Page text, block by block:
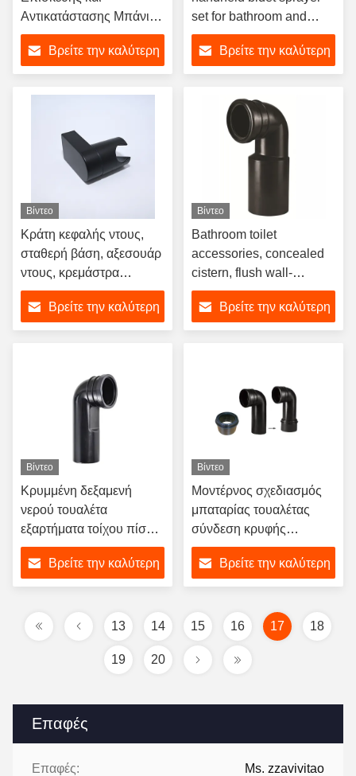
Επαφές
Επαφές: Ms. zzavivitao
Αντικατάστασης Μπάνιου
με Φλάντζα για Τουαλέτα
με Κερί,
Αντιμπλοκαρίσματος
Φρένων 3 ιντσών
Βρείτε την καλύτερη
set for bathroom and
toilet use
Βρείτε την καλύτερη
Βίντεο
Κράτη κεφαλής ντους,
σταθερή βάση, αξεσουάρ
ντους, κρεμάστρα
κεφαλής ντους,
ρυθμιζόμενο
Βρείτε την καλύτερη
Βίντεο
Bathroom toilet
accessories, concealed
cistern, flush wall-
mounted sewage pipe,
toilet bend pipe, inlet
pipe
Βρείτε την καλύτερη
Βίντεο
Κρυμμένη δεξαμενή
νερού τουαλέτα
εξαρτήματα τοίχου πίσω
τοίχος τουαλέτα λούσιμο
σωλήνα νερού είσοδος
σωλήνα αποχέτευση
υπονόμων
Βρείτε την καλύτερη
Βίντεο
Μοντέρνος σχεδιασμός
μπαταρίας τουαλέτας
σύνδεση κρυφής
δεξαμενής νερού HDPE
γωνιακός σωλήνας
εξόδου
Βρείτε την καλύτερη
13 14 15 16 17 18
19 20